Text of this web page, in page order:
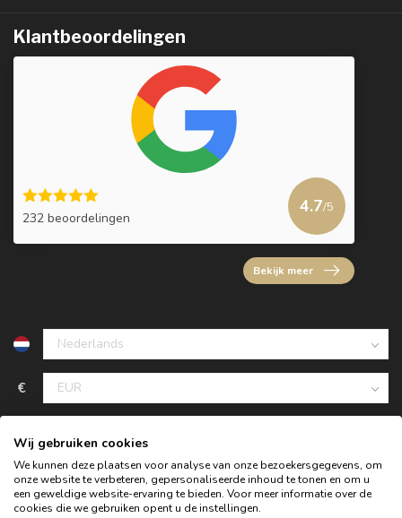
Klantbeoordelingen
232 beoordelingen
4.7/5
Bekijk meer
€
Wij gebruiken cookies
We kunnen deze plaatsen voor analyse van onze bezoekersgegevens, om
onze website te verbeteren, gepersonaliseerde inhoud te tonen en om u
een geweldige website-ervaring te bieden. Voor meer informatie over de
cookies die we gebruiken opent u de instellingen.